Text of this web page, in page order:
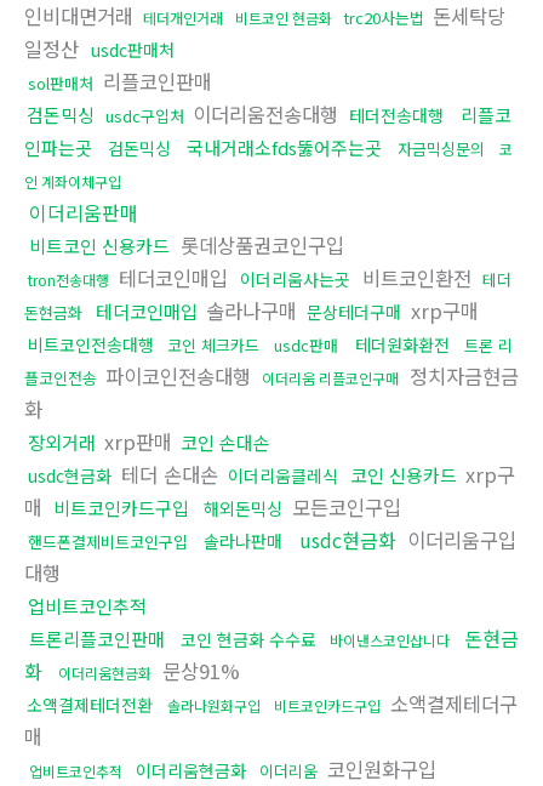
인비대면거래 테더개인거래 비트코인 현금화 trc20사는법 돈세탁당
일정산 usdc판매처
sol판매처 리플코인판매
검돈믹싱 usdc구입처 이더리움전송대행 테더전송대행
리플코
인파는곳
검돈믹싱 국내거래소fds뚫어주는곳 자금믹싱문의
코
인 계좌이체구입
이더리움판매
비트코인 신용카드 롯데상품권코인구입
tron전송대행 테더코인매입 이더리움사는곳 비트코인환전 테더
돈현금화
테더코인매입 솔라나구매 문상테더구매 xrp구매
비트코인전송대행 코인 체크카드 usdc판매 테더원화환전
트론 리
플코인전송 파이코인전송대행 이더리움 리플코인구매 정치자금현금
화
장외거래 xrp판매 코인 손대손
usdc현금화 테더 손대손 이더리움클레식 코인 신용카드 xrp구
매 비트코인카드구입 해외돈믹싱 모든코인구입
핸드폰결제비트코인구입 솔라나판매 usdc현금화 이더리움구입
대행
업비트코인추적
트론리플코인판매
코인 현금화 수수료 바이낸스코인삽니다
돈현금
화
이더리움현금화 문상91%
소액결제테더전환 솔라나원화구입 비트코인카드구입 소액결제테더구
매
업비트코인추적 이더리움현금화 이더리움 코인원화구입